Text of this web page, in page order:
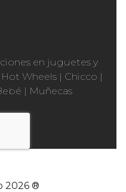
en juguetes y
Hot Wheels | Chicco |
| Muñecas
2026 ®